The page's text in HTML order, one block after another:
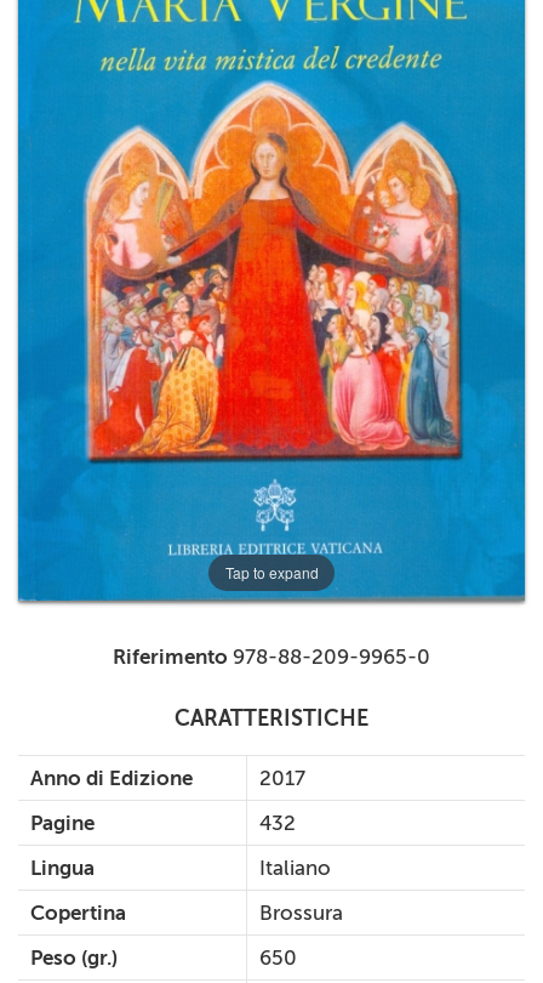
RIVISTE
CEI
AUTORI VARI
Tap to expand
Riferimento 978-88-209-9965-0
CARATTERISTICHE
Anno di Edizione
2017
Pagine
432
Lingua
Italiano
Copertina
Brossura
Peso (gr.)
650